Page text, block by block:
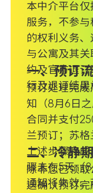
本中介平台
服务，不参
的权利义务
与公寓及其
约及官方退
行及退订结
一、预订
预订处理完成
知（8月6日
合同并支付
兰预订；苏格
上述步骤完
骤未在5天（
通知将失效。
二、冷静
除非您已领
送确认预订